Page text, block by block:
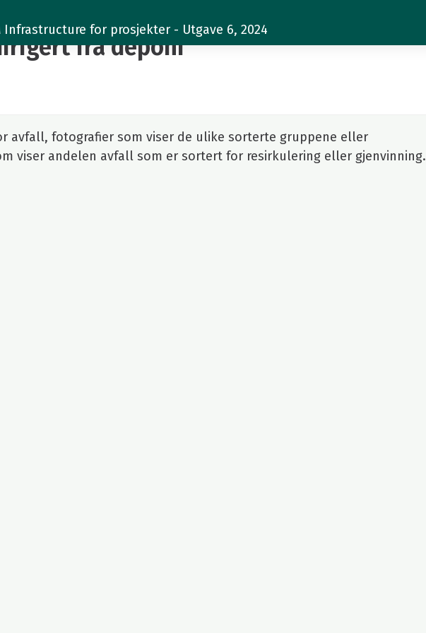
Infrastructure for prosjekter - Utgave 6, 2024
fra deponi
avfall, fotografier som viser de ulike sorterte gruppene eller
viser andelen avfall som er sortert for resirkulering eller gjenvinning.